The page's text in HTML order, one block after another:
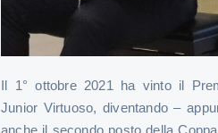
Il 1° ottobre 2021 ha vinto il
Junior Virtuoso, diventando –
anche il secondo posto della